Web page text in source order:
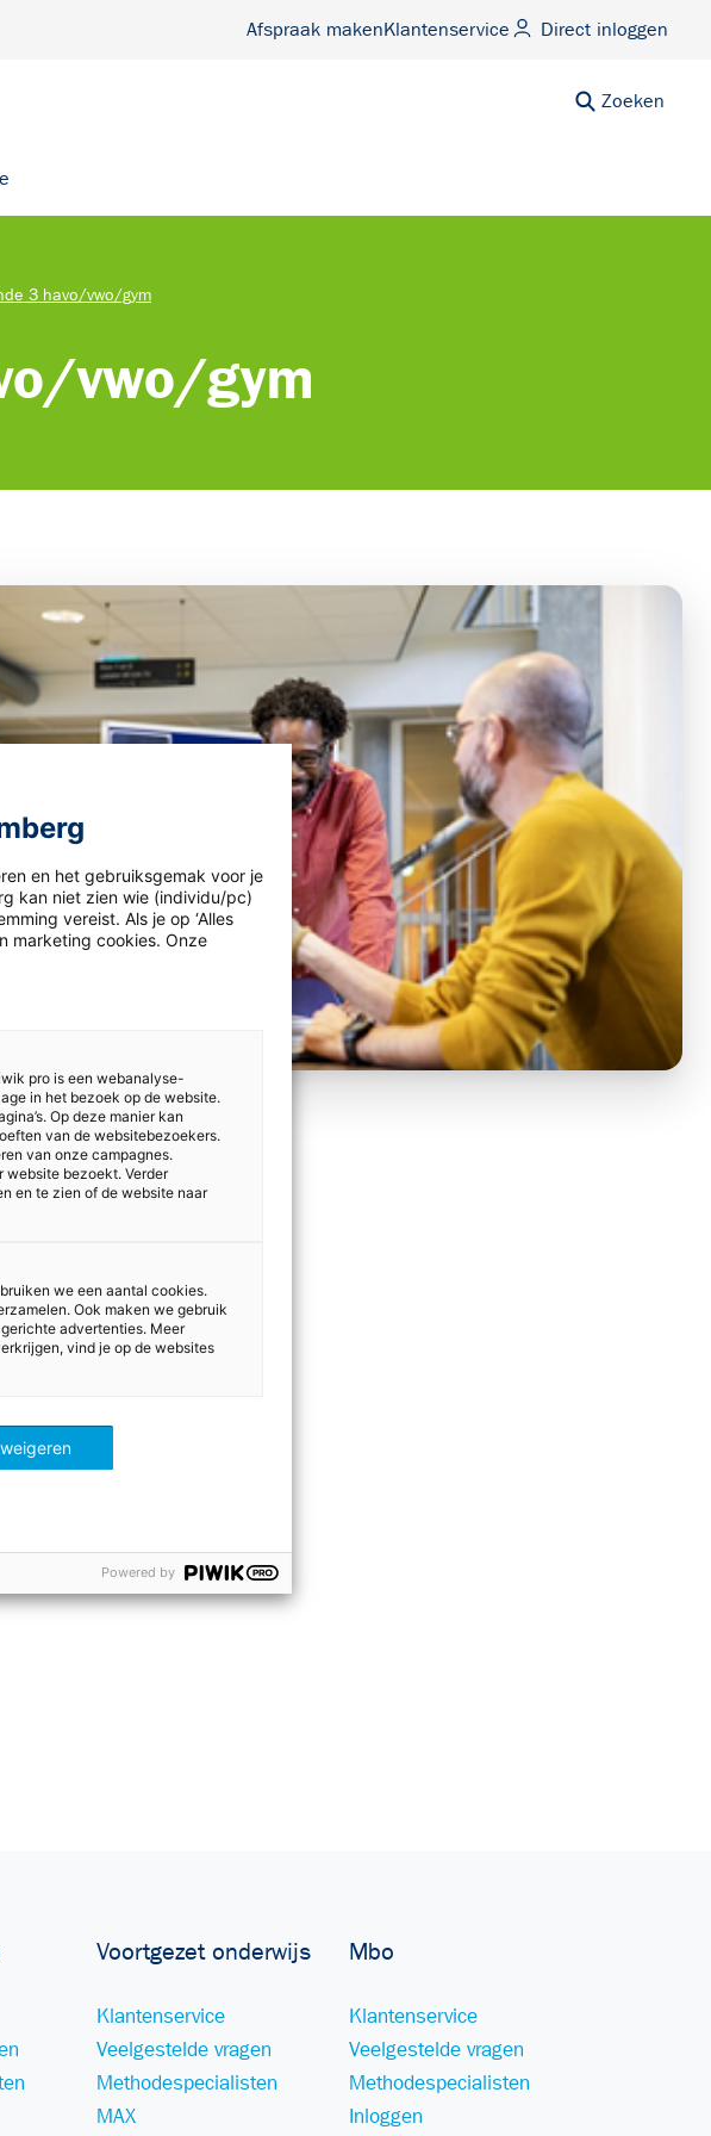
Afspraak makenKlantenservice Direct inloggen
Zoeken
3 havo/vwo/gym
vwo/gym
Voortgezet onderwijs
Klantenservice
Veelgestelde vragen
Methodespecialisten
MAX
Mbo
Klantenservice
Veelgestelde vragen
Methodespecialisten
Inloggen
en het gebruiksgemak voor je
kan niet zien wie (individu/pc)
vereist. Als je op ‘Alles
marketing cookies. Onze
pro is een webanalyse-
in het bezoek op de website.
Op deze manier kan
van de websitebezoekers.
van onze campagnes.
website bezoekt. Verder
en te zien of de website naar
we een aantal cookies.
Ook maken we gebruik
advertenties. Meer
vind je op de websites
Powered by